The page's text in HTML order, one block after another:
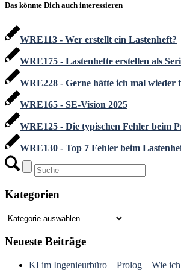
Das könnte Dich auch interessieren
WRE113 - Wer erstellt ein Lastenheft?
WRE175 - Lastenhefte erstellen als
WRE228 - Gerne hätte ich mal wieder
WRE165 - SE-Vision 2025
WRE125 - Die typischen Fehler beim
WRE130 - Top 7 Fehler beim
Kategorien
Kategorien
Neueste Beiträge
KI im Ingenieurbüro – Prolog – Wie